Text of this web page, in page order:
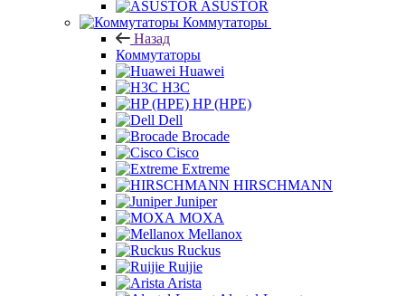
ASUSTOR
Коммутаторы
Назад
Коммутаторы
Huawei
H3C
HP (HPE)
Dell
Brocade
Cisco
Extreme
HIRSCHMANN
Juniper
MOXA
Mellanox
Ruckus
Ruijie
Arista